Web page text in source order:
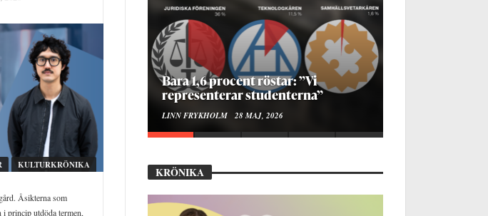
KULTURKRÖNIKA
Åsikterna som
i princip utdöda termen,
Bara 1,6 procent röstar: ”Vi
representerar studenterna”
LINN FRYKHOLM 28 MAJ, 2026
KRÖNIKA